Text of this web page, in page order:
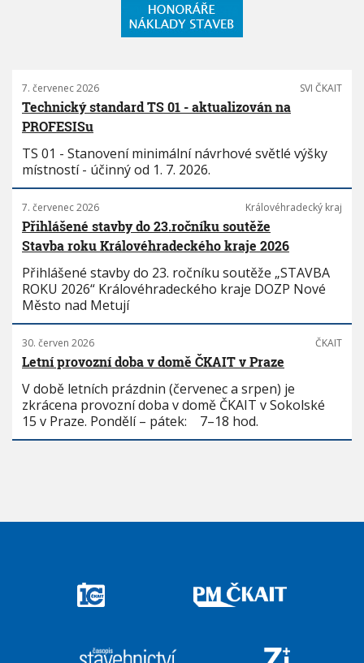
7. červenec 2026 SVI ČKAIT
Technický standard TS 01 - aktualizován na
PROFESISu
TS 01 - Stanovení minimální návrhové světlé výšky
místností - účinný od 1. 7. 2026.
7. červenec 2026 Královéhradecký kraj
Přihlášené stavby do 23.ročníku soutěže
Stavba roku Královéhradeckého kraje 2026
Přihlášené stavby do 23. ročníku soutěže „STAVBA
ROKU 2026“ Královéhradeckého kraje DOZP Nové
Město nad Metují
30. červen 2026 ČKAIT
Letní provozní doba v domě ČKAIT v Praze
V době letních prázdnin (červenec a srpen) je
zkrácena provozní doba v domě ČKAIT v Sokolské
15 v Praze. Pondělí – pátek: 7–18 hod.